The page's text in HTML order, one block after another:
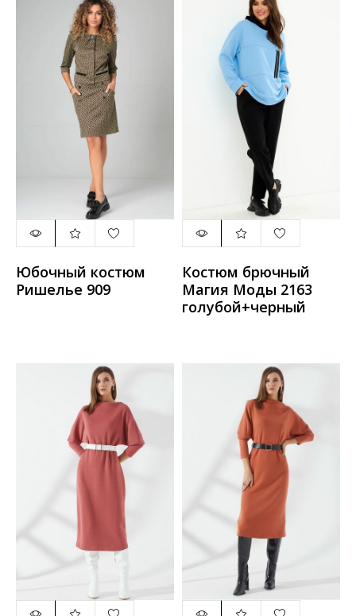
Юбочный костюм
Ришелье 909
Костюм брючный
Магия Моды 2163
голубой+черный